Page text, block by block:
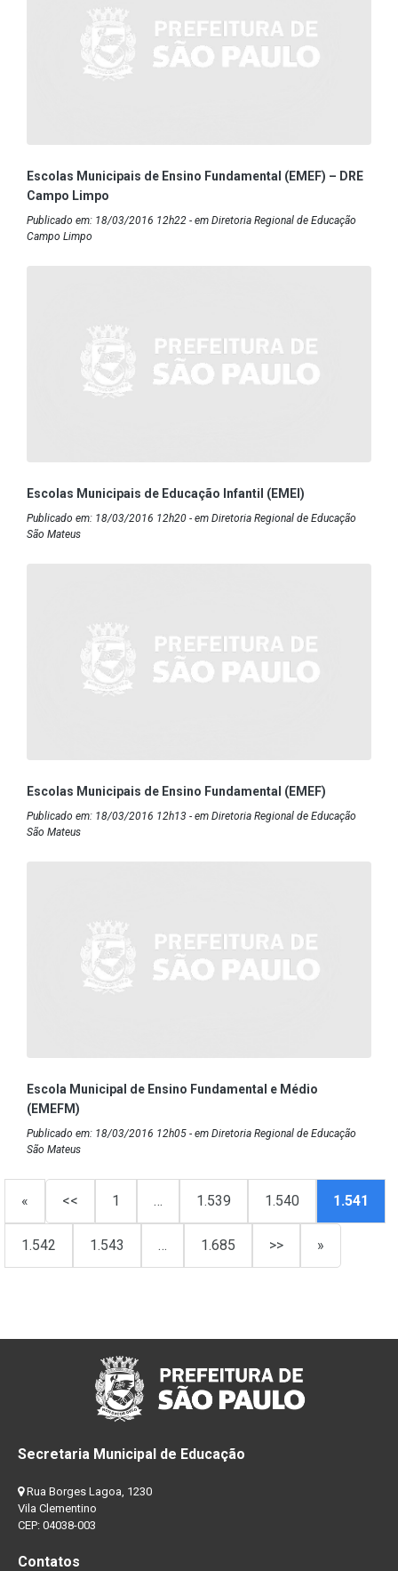
Escolas Municipais de Ensino Fundamental (EMEF) – DRE
Campo Limpo
Publicado em: 18/03/2016 12h22 - em Diretoria Regional de Educação
Campo Limpo
Escolas Municipais de Educação Infantil (EMEI)
Publicado em: 18/03/2016 12h20 - em Diretoria Regional de Educação
São Mateus
Escolas Municipais de Ensino Fundamental (EMEF)
Publicado em: 18/03/2016 12h13 - em Diretoria Regional de Educação
São Mateus
Escola Municipal de Ensino Fundamental e Médio
(EMEFM)
Publicado em: 18/03/2016 12h05 - em Diretoria Regional de Educação
São Mateus
« << 1 … 1.539 1.540 1.541
1.542 1.543 … 1.685 >> »
Secretaria Municipal de Educação
Rua Borges Lagoa, 1230
Vila Clementino
CEP: 04038-003
Contatos